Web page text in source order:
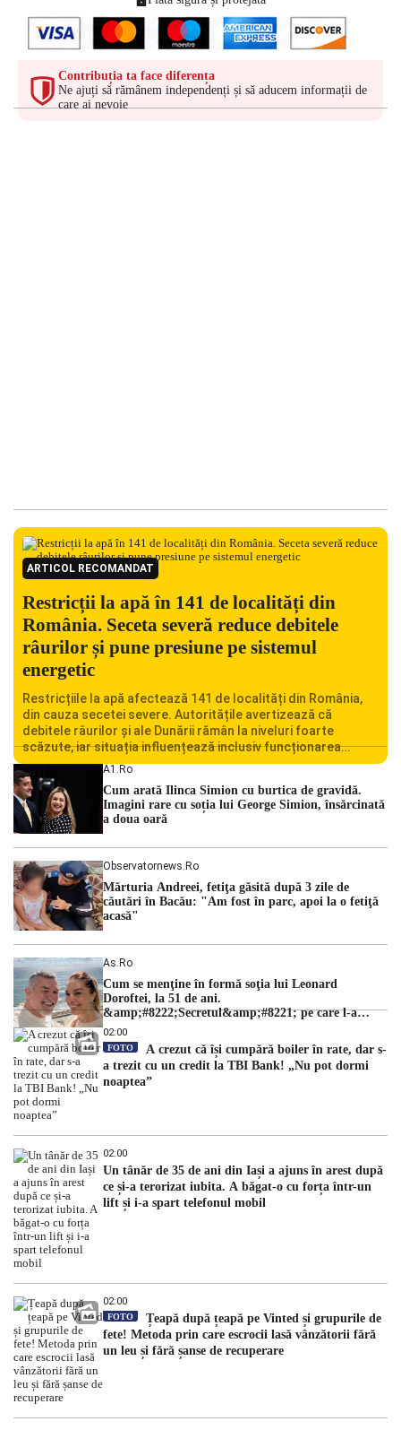
Contribuția ta face diferența
Ne ajuți să rămânem independenți și să aducem informații de
care ai nevoie
ARTICOL RECOMANDAT
Restricții la apă în 141 de localități din
România. Seceta severă reduce debitele
râurilor și pune presiune pe sistemul
energetic
Restricțiile la apă afectează 141 de localități din România,
din cauza secetei severe. Autoritățile avertizează că
debitele râurilor și ale Dunării rămân la niveluri foarte
scăzute, iar situația influențează inclusiv funcționarea
Centralei Nucleare de la Cernavodă. România se confruntă
cu una dintre cele mai dificile perioade din punct de vedere
hidrologic din ultimii ani. Lipsa […]
A1.ro
Cum arată Ilinca Simion cu burtica de gravidă.
Imagini rare cu soția lui George Simion, însărcinată
a doua oară
Observatornews.ro
Mărturia Andreei, fetiţa găsită după 3 zile de
căutări în Bacău: "Am fost în parc, apoi la o fetiţă
acasă"
As.ro
Cum se menţine în formă soţia lui Leonard
Doroftei, la 51 de ani.
&amp;#8222;Secretul&amp;#8221; pe care l-a
dezvăluit
02:00
FOTO
A crezut că își cumpără boiler în rate, dar s-
a trezit cu un credit la TBI Bank! „Nu pot dormi
noaptea”
02:00
Un tânăr de 35 de ani din Iași a ajuns în arest după
ce și-a terorizat iubita. A băgat-o cu forța într-un
lift și i-a spart telefonul mobil
02:00
FOTO
Țeapă după țeapă pe Vinted și grupurile de
fete! Metoda prin care escrocii lasă vânzătorii fără
un leu și fără șanse de recuperare